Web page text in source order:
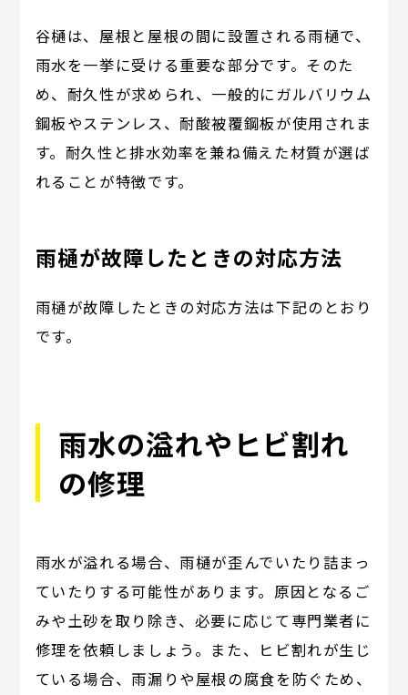
谷樋は、屋根と屋根の間に設置される雨樋で、
雨水を一挙に受ける重要な部分です。そのた
め、耐久性が求められ、一般的にガルバリウム
鋼板やステンレス、耐酸被覆鋼板が使用されま
す。耐久性と排水効率を兼ね備えた材質が選ば
れることが特徴です。
雨樋が故障したときの対応方法
雨樋が故障したときの対応方法は下記のとおり
です。
雨水の溢れやヒビ割れ
の修理
雨水が溢れる場合、雨樋が歪んでいたり詰まっ
ていたりする可能性があります。原因となるご
みや土砂を取り除き、必要に応じて専門業者に
修理を依頼しましょう。また、ヒビ割れが生じ
ている場合、雨漏りや屋根の腐食を防ぐため、